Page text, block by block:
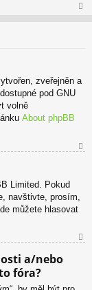
zveřejněn a
pod GNU
volně
About phpBB
u
Limited. Pokud
navštivte, prosím,
můžete hlasovat
a/nebo
fóra?